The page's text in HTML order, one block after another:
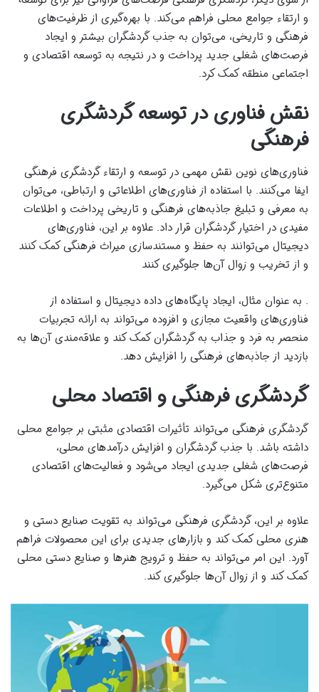
و ارتقاء جوامع محلی فراهم می‌کند. با بهره‌گیری از ظرفیت‌های
فرهنگی و تاریخی، می‌توان به جذب گردشگران بیشتر و ایجاد
فرصت‌های شغلی جدید پرداخت و در نتیجه به توسعه اقتصادی و
اجتماعی منطقه کمک کرد.
نقش فناوری در توسعه گردشگری
فرهنگی
فناوری‌های نوین نقش مهمی در توسعه و ارتقاء گردشگری فرهنگی
ایفا می‌کنند. با استفاده از فناوری‌های اطلاعاتی و ارتباطی، می‌توان
به معرفی و تبلیغ جاذبه‌های فرهنگی و تاریخی پرداخت و اطلاعات
مفیدی در اختیار گردشگران قرار داد. علاوه بر این، فناوری‌های
دیجیتال می‌توانند به حفظ و مستندسازی میراث فرهنگی کمک کنند
و از تخریب و زوال آن‌ها جلوگیری کنند
. به عنوان مثال، ایجاد پایگاه‌های داده دیجیتال و استفاده از
فناوری‌های واقعیت مجازی و افزوده می‌تواند به ارائه تجربیات
منحصر به فرد و جذاب به گردشگران کمک کند و علاقه‌مندی آن‌ها به
بازدید از جاذبه‌های فرهنگی را افزایش دهد.
گردشگری فرهنگی و اقتصاد محلی
گردشگری فرهنگی می‌تواند تأثیرات اقتصادی مثبتی بر جوامع محلی
داشته باشد. با جذب گردشگران و افزایش درآمدهای محلی،
فرصت‌های شغلی جدیدی ایجاد می‌شود و فعالیت‌های اقتصادی
متنوع‌تری شکل می‌گیرد.
علاوه بر این، گردشگری فرهنگی می‌تواند به تقویت صنایع دستی و
هنری محلی کمک کند و بازارهای جدیدی برای این محصولات فراهم
آورد. این امر می‌تواند به حفظ و ترویج هنرها و صنایع دستی محلی
کمک کند و از زوال آن‌ها جلوگیری کند.